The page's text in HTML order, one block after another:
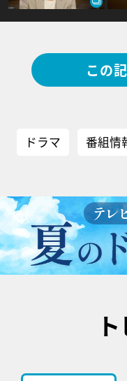
この
ドラマ 番組情